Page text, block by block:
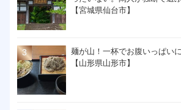
【宮城県仙台市】
麺が山！一杯でお腹いっぱい
【山形県山形市】